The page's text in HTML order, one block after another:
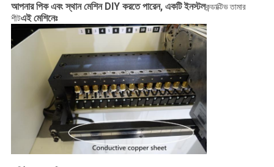
আপনার পিক এবং স্থান মেশিন DIY করতে পারেন, একটি ইনস্টলকন্ডাক্টিভ তামার
শীটএই মেশিনেঃ